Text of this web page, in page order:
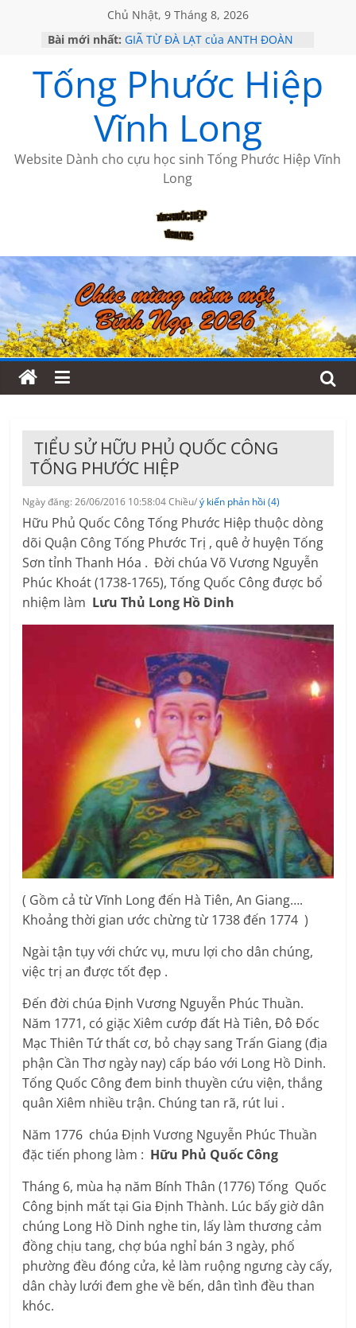
Chủ Nhật, 9 Tháng 8, 2026
Bài mới nhất: GIÃ TỪ ĐÀ LẠT của ANTH ĐOÀN
KHÔNG ĐỀ 20 CỦA THÁI LÃO
KHÔNG ĐỀ 19 CỦA THÁI LÃO
CHÙM THƠ CỦA BÍCH HÀ
Tống Phước Hiệp
Vĩnh Long
Website Dành cho cựu học sinh Tống Phước Hiệp Vĩnh
Long
TIỂU SỬ HỮU PHỦ QUỐC CÔNG
TỐNG PHƯỚC HIỆP
Ngày đăng: 26/06/2016 10:58:04 Chiều/ý kiến phản hồi (4)
Hữu Phủ Quốc Công Tống Phước Hiệp thuộc dòng
dõi Quận Công Tống Phước Trị , quê ở huyện Tống
Sơn tỉnh Thanh Hóa . Đời chúa Võ Vương Nguyễn
Phúc Khoát (1738-1765), Tống Quốc Công được bổ
nhiệm làm Lưu Thủ Long Hồ Dinh
( Gồm cả từ Vĩnh Long đến Hà Tiên, An Giang….
Khoảng thời gian ước chừng từ 1738 đến 1774 )
Ngài tận tụy với chức vụ, mưu lợi cho dân chúng,
việc trị an được tốt đẹp .
Đến đời chúa Định Vương Nguyễn Phúc Thuần.
Năm 1771, có giặc Xiêm cướp đất Hà Tiên, Đô Đốc
Mạc Thiên Tứ thất cơ, bỏ chạy sang Trấn Giang (địa
phận Cần Thơ ngày nay) cấp báo với Long Hồ Dinh.
Tống Quốc Công đem binh thuyền cứu viện, thắng
quân Xiêm nhiều trận. Chúng tan rã, rút lui .
Năm 1776 chúa Định Vương Nguyễn Phúc Thuần
đặc tiến phong làm : Hữu Phủ Quốc Công
Tháng 6, mùa hạ năm Bính Thân (1776) Tống Quốc
Công bịnh mất tại Gia Định Thành. Lúc bấy giờ dân
chúng Long Hồ Dinh nghe tin, lấy làm thương cảm
đồng chịu tang, chợ búa nghỉ bán 3 ngày, phố
phường đều đóng cửa, kẻ làm ruộng ngưng cày cấy,
dân chày lưới đem ghe về bến, dân tình đều than
khóc.